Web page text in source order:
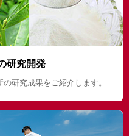
研究開発
研究成果をご紹介します。